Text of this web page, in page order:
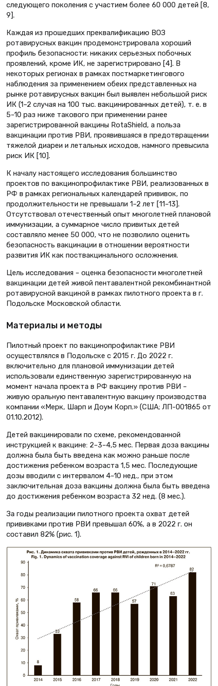
следующего поколения с участием более 60 000 детей [8,
9].
Каждая из прошедших преквалификацию ВОЗ
ротавирусных вакцин продемонстрировала хороший
профиль безопасности: никаких серьезных побочных
проявлений, кроме ИК, не зарегистрировано [4]. В
некоторых регионах в рамках постмаркетингового
наблюдения за применением обеих представленных на
рынке ротавирусных вакцин был выявлен небольшой риск
ИК (1–2 случая на 100 тыс. вакцинированных детей), т. е. в
5–10 раз ниже такового при применении ранее
зарегистрированной вакцины RotaShield, а польза
вакцинации против РВИ, проявившаяся в предотвращении
тяжелой диареи и летальных исходов, намного превысила
риск ИК [10].
К началу настоящего исследования большинство
проектов по вакцинопрофилактике РВИ, реализованных в
РФ в рамках региональных календарей прививок, по
продолжительности не превышали 1–2 лет [11–13].
Отсутствовал отечественный опыт многолетней плановой
иммунизации, а суммарное число привитых детей
составляло менее 50 000, что не позволило оценить
безопасность вакцинации в отношении вероятности
развития ИК как поствакцинального осложнения.
Цель исследования – оценка безопасности многолетней
вакцинации детей живой пентавалентной рекомбинантной
ротавирусной вакциной в рамках пилотного проекта в г.
Подольске Московской области.
Материалы и методы
Пилотный проект по вакцинопрофилактике РВИ
осуществлялся в Подольске с 2015 г. До 2022 г.
включительно для плановой иммунизации детей
использовали единственную зарегистрированную на
момент начала проекта в РФ вакцину против РВИ –
живую оральную пентавалентную вакцину производства
компании «Мерк, Шарп и Доум Корп.» (США; ЛП-001865 от
01.10.2012).
Детей вакцинировали по схеме, рекомендованной
инструкцией к вакцине: 2–3–4,5 мес. Первая доза вакцины
должна была быть введена как можно раньше после
достижения ребенком возраста 1,5 мес. Последующие
дозы вводили с интервалом 4–10 нед., при этом
заключительная доза вакцины должна была быть введена
до достижения ребенком возраста 32 нед. (8 мес.).
За годы реализации пилотного проекта охват детей
прививками против РВИ превышал 60%, а в 2022 г. он
составил 82% (рис. 1).